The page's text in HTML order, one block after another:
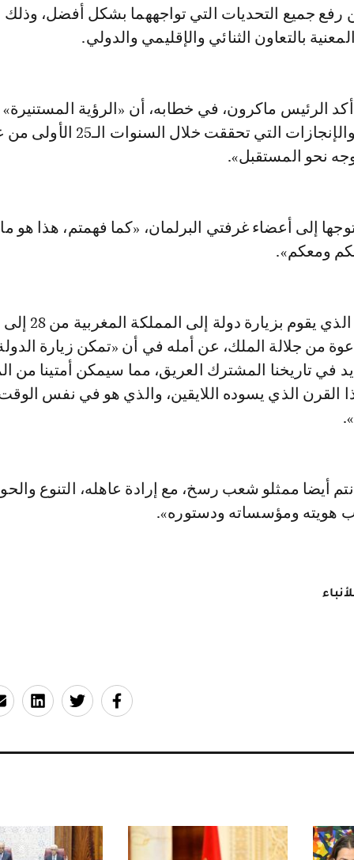
رفع جميع التحديات التي تواجههما بشكل أفضل، وذلك
بالتعاون الثنائي والإقليمي والدولي.
الرئيس ماكرون، في خطابه، أن «الرؤية
محمد السادس، والإنجازات التي تحققت خلال
نحو المستقبل».
إلى أعضاء غرفتي البرلمان، «كما فهمتم، هذا هو
ومعكم».
من جلالة الملك، عن أمله في أن «تمكن زيارة
في تاريخنا المشترك العريق، مما سيمكن أمتينا من
القرن الذي يسوده اللايقين، والذي هو في نفس
أيضا ممثلو شعب رسخ، مع إرادة عاهله، التنوع
هويته ومؤسساته ودستوره».